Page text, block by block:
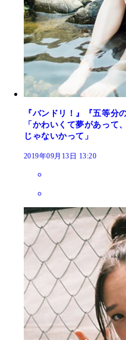
『バンドリ！』『五等分
「かわいくて夢があって
じゃないかって」
2019年09月13日 13:20